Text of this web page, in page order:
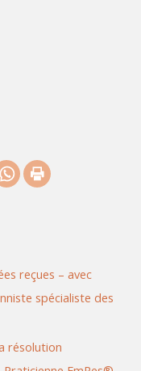
reçues – avec
spécialiste des
résolution